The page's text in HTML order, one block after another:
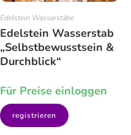
Edelstein Wasserstäbe
Edelstein Wasserstab
„Selbstbewusstsein &
Durchblick“
Für Preise einloggen
registrieren